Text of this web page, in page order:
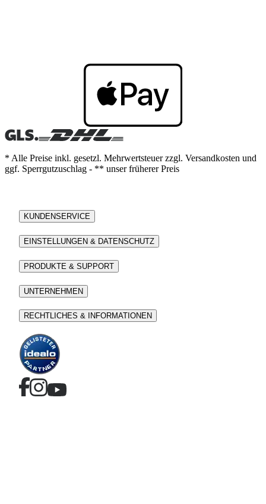
* Alle Preise inkl. gesetzl. Mehrwertsteuer zzgl. Versandkosten und
ggf. Sperrgutzuschlag - ** unser früherer Preis
KUNDENSERVICE
EINSTELLUNGEN & DATENSCHUTZ
PRODUKTE & SUPPORT
UNTERNEHMEN
RECHTLICHES & INFORMATIONEN